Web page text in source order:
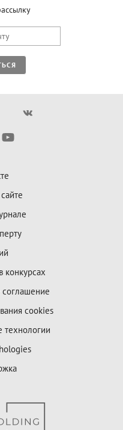
конкурсах
соглашение
cookies
технологии